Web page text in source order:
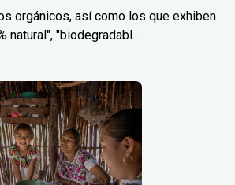
orgánicos, así como los que exhiben
natural", "biodegradabl...